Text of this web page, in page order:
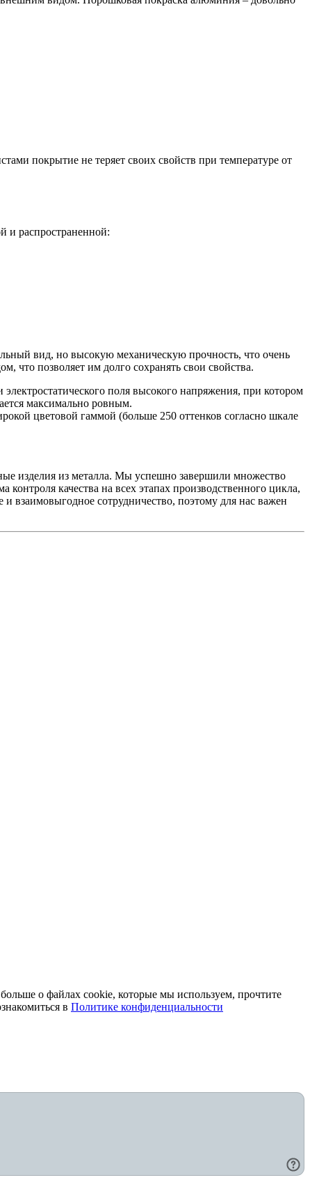
покрытие не теряет своих свойств при температуре от
и распространенной:
вид, но высокую механическую прочность, что очень
что позволяет им долго сохранять свои свойства.
поля высокого напряжения, при котором
максимально ровным.
цветовой гаммой (больше 250 оттенков согласно шкале
изделия из металла. Мы успешно завершили множество
качества на всех этапах производственного цикла,
взаимовыгодное сотрудничество, поэтому для нас важен
о файлах cookie, которые мы используем, прочтите
в Политике конфиденциальности